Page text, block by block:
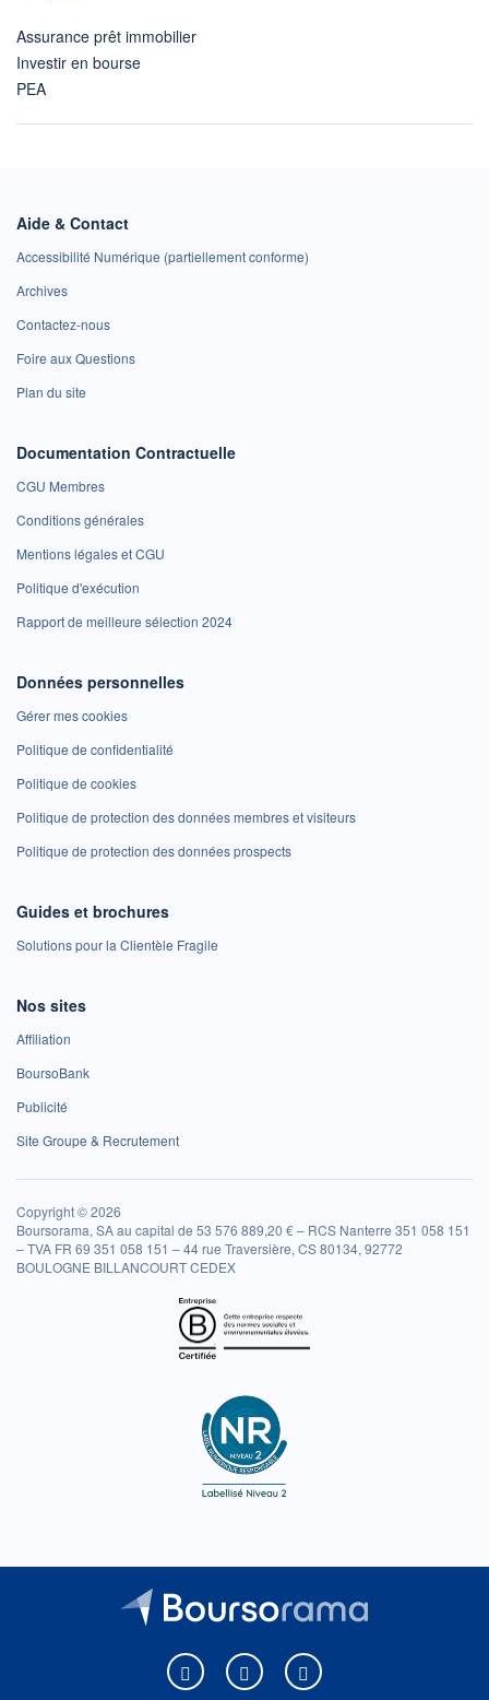
Assurance prêt immobilier
Investir en bourse
PEA
Aide & Contact
Accessibilité Numérique (partiellement conforme)
Archives
Contactez-nous
Foire aux Questions
Plan du site
Documentation Contractuelle
CGU Membres
Conditions générales
Mentions légales et CGU
Politique d'exécution
Rapport de meilleure sélection 2024
Données personnelles
Gérer mes cookies
Politique de confidentialité
Politique de cookies
Politique de protection des données membres et visiteurs
Politique de protection des données prospects
Guides et brochures
Solutions pour la Clientèle Fragile
Nos sites
Affiliation
BoursoBank
Publicité
Site Groupe & Recrutement
Copyright © 2026
Boursorama, SA au capital de 53 576 889,20 € – RCS Nanterre 351 058 151
– TVA FR 69 351 058 151 – 44 rue Traversière, CS 80134, 92772
BOULOGNE BILLANCOURT CEDEX
Boursorama sur Facebook
Boursorama sur XBoursorama sur